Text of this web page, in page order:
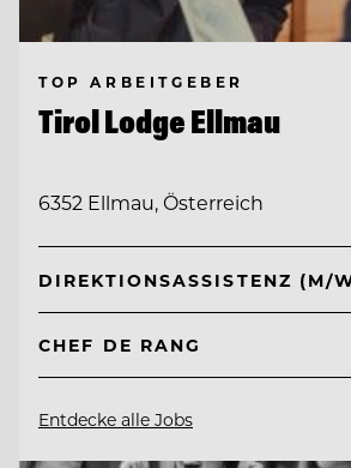
TOP ARBEITGEBER
Tirol Lodge Ellmau
6352 Ellmau, Österreich
DIREKTIONSASSISTENZ (M/
CHEF DE RANG
Entdecke alle Jobs